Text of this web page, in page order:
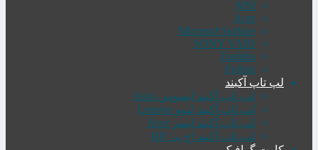
MSI
Acer
Microsof Surface
SONY VAIO
Toshiba
Fujitsu
لپ تاپ آکبند
لپ تاپ آکبند ایسوس Asus
لپ تاپ آکبند لنوو Lenovo
لپ تاپ آکبند ایسر Acer
لپ تاپ آکبند اچ پی HP